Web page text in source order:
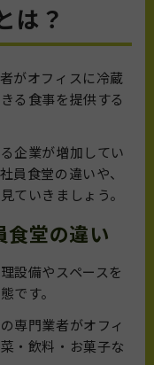
は？
がオフィスに冷蔵
る食事を提供する
企業が増加してい
員食堂の違いや、
ていきましょう。
食堂の違い
設備やスペースを
です。
専門業者がオフィ
・飲料・お菓子な